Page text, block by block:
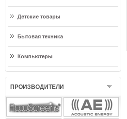
Детские товары
Бытовая техника
Компьютеры
ПРОИЗВОДИТЕЛИ